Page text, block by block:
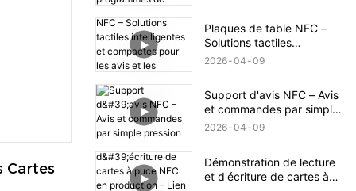
Cartes
Plaques de table NFC –
Solutions tactiles
intelligentes et compactes
2026 04 09
Support d'avis NFC – Avis
et commandes par simple
pression
2026 04 09
Démonstration de lecture
et d'écriture de cartes à